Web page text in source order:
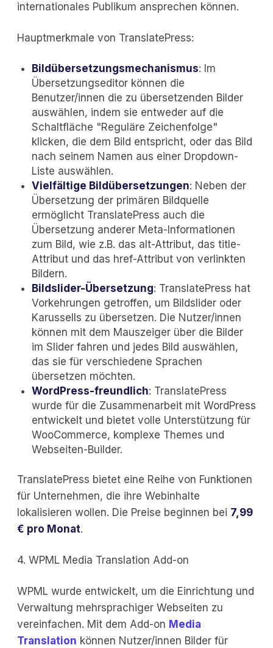
internationales Publikum ansprechen können.
Hauptmerkmale von TranslatePress:
Bildübersetzungsmechanismus: Im
Übersetzungseditor können die
Benutzer/innen die zu übersetzenden Bilder
auswählen, indem sie entweder auf die
Schaltfläche "Reguläre Zeichenfolge"
klicken, die dem Bild entspricht, oder das Bild
nach seinem Namen aus einer Dropdown-
Liste auswählen.
Vielfältige Bildübersetzungen: Neben der
Übersetzung der primären Bildquelle
ermöglicht TranslatePress auch die
Übersetzung anderer Meta-Informationen
zum Bild, wie z.B. das alt-Attribut, das title-
Attribut und das href-Attribut von verlinkten
Bildern.
Bildslider-Übersetzung: TranslatePress hat
Vorkehrungen getroffen, um Bildslider oder
Karussells zu übersetzen. Die Nutzer/innen
können mit dem Mauszeiger über die Bilder
im Slider fahren und jedes Bild auswählen,
das sie für verschiedene Sprachen
übersetzen möchten.
WordPress-freundlich: TranslatePress
wurde für die Zusammenarbeit mit WordPress
entwickelt und bietet volle Unterstützung für
WooCommerce, komplexe Themes und
Webseiten-Builder.
TranslatePress bietet eine Reihe von Funktionen
für Unternehmen, die ihre Webinhalte
lokalisieren wollen. Die Preise beginnen bei 7,99
€ pro Monat.
4. WPML Media Translation Add-on
WPML wurde entwickelt, um die Einrichtung und
Verwaltung mehrsprachiger Webseiten zu
vereinfachen. Mit dem Add-on Media
Translation können Nutzer/innen Bilder für